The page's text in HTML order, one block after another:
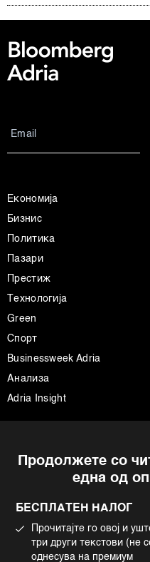
Продолжете со
една од
БЕСПЛАТЕН НАЛОГ
Прочитајте го овој и
три други текстови (не
однесува на премиум
Економија
Бизнис
Политика
Пазари
Престиж
Технологија
Green
Спорт
Businessweek Adria
Анализа
Adria Insight
Импресум
Политика на приватност
Политика за колачиња
Употреба на вештачка